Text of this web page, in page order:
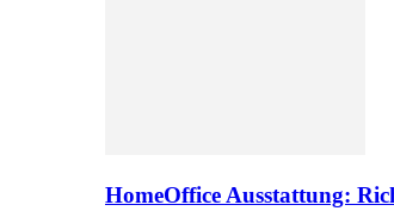
HomeOffice Ausstattung: